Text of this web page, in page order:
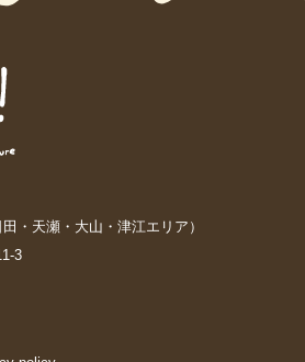
・天瀬・大山・津江エリア）
3